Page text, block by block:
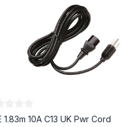
1.83m 10A C13 UK Pwr Cord